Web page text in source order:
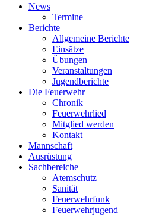
News
Termine
Berichte
Allgemeine Berichte
Einsätze
Übungen
Veranstaltungen
Jugendberichte
Die Feuerwehr
Chronik
Feuerwehrlied
Mitglied werden
Kontakt
Mannschaft
Ausrüstung
Sachbereiche
Atemschutz
Sanität
Feuerwehrfunk
Feuerwehrjugend